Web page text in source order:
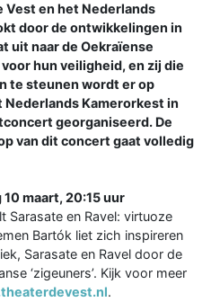
Vest en het Nederlands
door de ontwikkelingen in
uit naar de Oekraïense
hun veiligheid, en zij die
te steunen wordt er op
Nederlands Kamerorkest in
georganiseerd. De
van dit concert gaat volledig
maart, 20:15 uur
Sarasate en Ravel: virtuoze
Bartók liet zich inspireren
Sarasate en Ravel door de
‘zigeuners’. Kijk voor meer
.